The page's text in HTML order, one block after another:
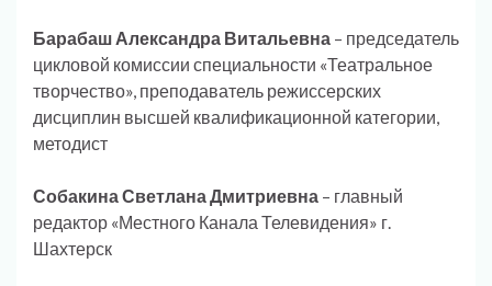
Барабаш Александра Витальевна – председатель
цикловой комиссии специальности «Театральное
творчество», преподаватель режиссерских
дисциплин высшей квалификационной категории,
методист
Собакина Светлана Дмитриевна – главный
редактор «Местного Канала Телевидения» г.
Шахтерск